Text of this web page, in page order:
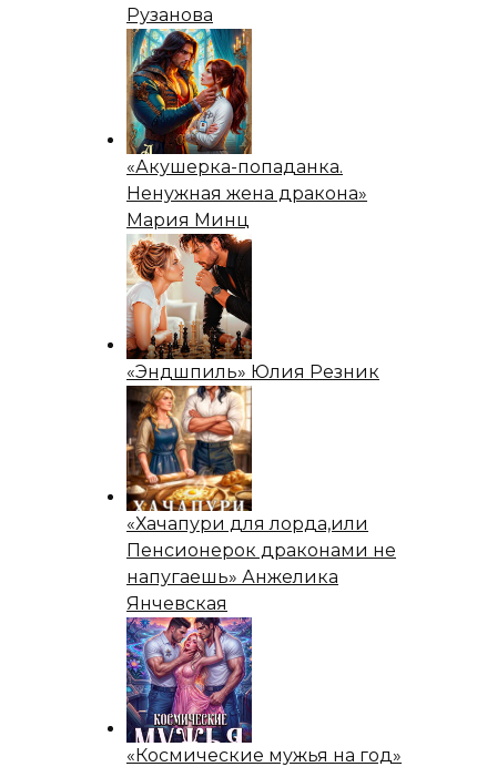
Рузанова
«Акушерка-попаданка.
Ненужная жена дракона»
Мария Минц
«Эндшпиль» Юлия Резник
«Хачапури для лорда,или
Пенсионерок драконами не
напугаешь» Анжелика
Янчевская
«Космические мужья на год»